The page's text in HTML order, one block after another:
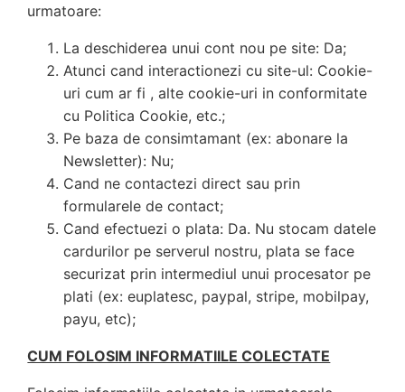
urmatoare:
La deschiderea unui cont nou pe site: Da;
Atunci cand interactionezi cu site-ul: Cookie-
uri cum ar fi , alte cookie-uri in conformitate
cu Politica Cookie, etc.;
Pe baza de consimtamant (ex: abonare la
Newsletter): Nu;
Cand ne contactezi direct sau prin
formularele de contact;
Cand efectuezi o plata: Da. Nu stocam datele
cardurilor pe serverul nostru, plata se face
securizat prin intermediul unui procesator pe
plati (ex: euplatesc, paypal, stripe, mobilpay,
payu, etc);
CUM FOLOSIM INFORMATIILE COLECTATE